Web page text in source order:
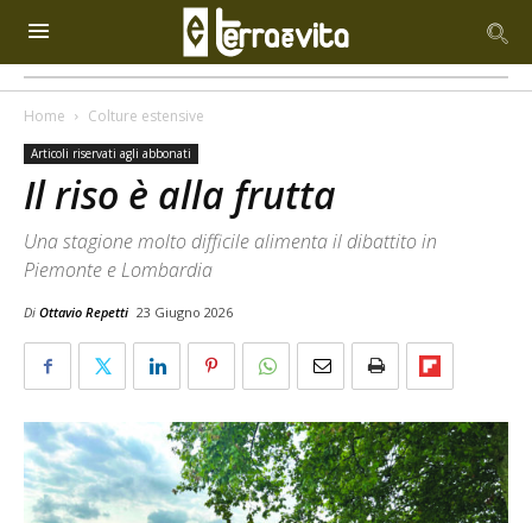
Home Colture estensive
Articoli riservati agli abbonati
Il riso è alla frutta
Una stagione molto difficile alimenta il dibattito in
Piemonte e Lombardia
Di Ottavio Repetti 23 Giugno 2026